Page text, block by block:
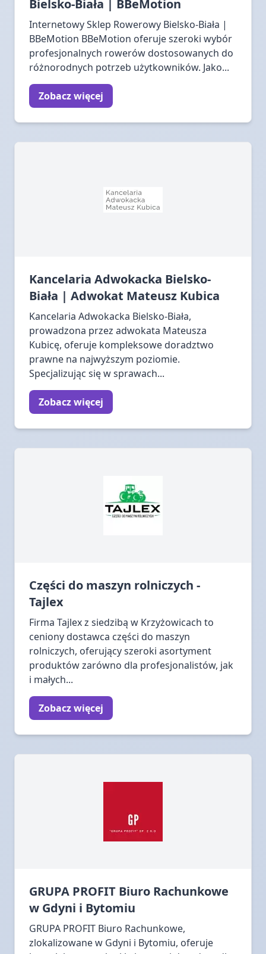
Bielsko-Biała | BBeMotion
Internetowy Sklep Rowerowy Bielsko-Biała |
BBeMotion BBeMotion oferuje szeroki wybór
profesjonalnych rowerów dostosowanych do
różnorodnych potrzeb użytkowników. Jako...
Zobacz więcej
Kancelaria Adwokacka Bielsko-
Biała | Adwokat Mateusz Kubica
Kancelaria Adwokacka Bielsko-Biała,
prowadzona przez adwokata Mateusza
Kubicę, oferuje kompleksowe doradztwo
prawne na najwyższym poziomie.
Specjalizując się w sprawach...
Zobacz więcej
Części do maszyn rolniczych -
Tajlex
Firma Tajlex z siedzibą w Krzyżowicach to
ceniony dostawca części do maszyn
rolniczych, oferujący szeroki asortyment
produktów zarówno dla profesjonalistów, jak
i małych...
Zobacz więcej
GRUPA PROFIT Biuro Rachunkowe
w Gdyni i Bytomiu
GRUPA PROFIT Biuro Rachunkowe,
zlokalizowane w Gdyni i Bytomiu, oferuje